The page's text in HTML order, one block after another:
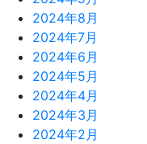
2024年8月
2024年7月
2024年6月
2024年5月
2024年4月
2024年3月
2024年2月